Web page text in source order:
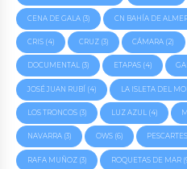
CENA DE GALA(3) CN BAHÍA DE
CRIS(4) CRUZ(3) CÁMARA (2)
DOCUMENTAL(3) ETAPAS(4)
JOSÉ JUAN RUBÍ (4) LA ISLETA DEL
LOS TRONCOS(3) LUZ AZUL(4)
NAVARRA(3) OWS(6) PESCARTES
RAFA MUÑOZ(3) ROQUETAS DE MAR